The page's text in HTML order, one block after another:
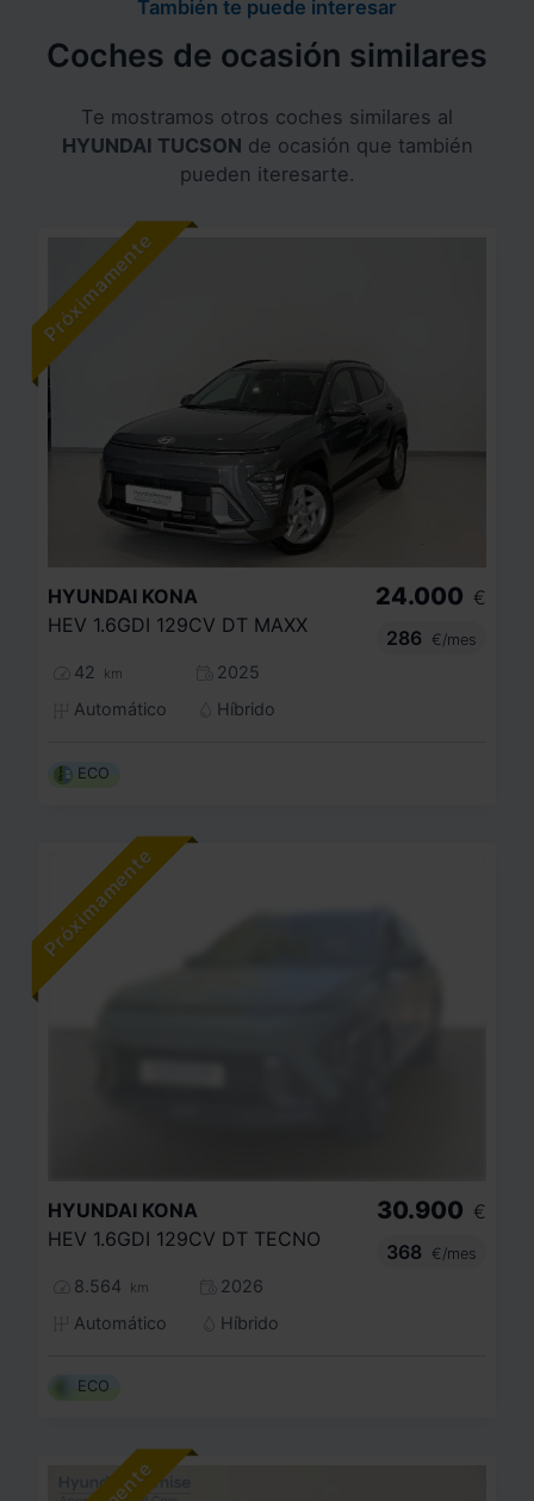
También te puede interesar
Coches de ocasión similares
Te mostramos otros coches similares al
HYUNDAI TUCSON de ocasión que también
pueden iteresarte.
HYUNDAI KONA
HEV 1.6GDI 129CV DT MAXX
42 km
2025
Automático
Híbrido
24.000 €
286
€/mes
ECO
HYUNDAI KONA
HEV 1.6GDI 129CV DT TECNO
8.564 km
2026
Automático
Híbrido
30.900 €
368
€/mes
ECO